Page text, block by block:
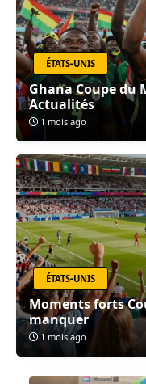
ÉTATS-UNIS
Ghana Coupe du
Actualités
1 mois ago
ÉTATS-UNIS
Moments forts
manquer
1 mois ago